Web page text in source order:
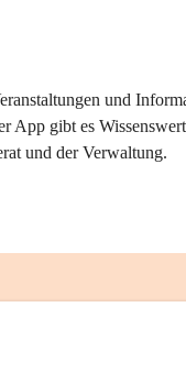
und
gibt es
und der Verwaltung.